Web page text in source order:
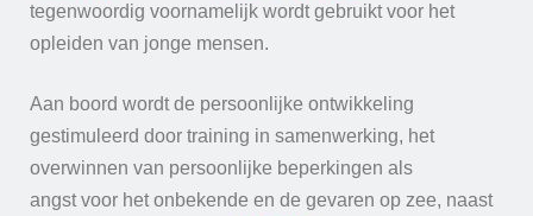
tegenwoordig voornamelijk wordt gebruikt voor het
opleiden van jonge mensen.
Aan boord wordt de persoonlijke ontwikkeling
gestimuleerd door training in samenwerking, het
overwinnen van persoonlijke beperkingen als
angst voor het onbekende en de gevaren op zee, naast